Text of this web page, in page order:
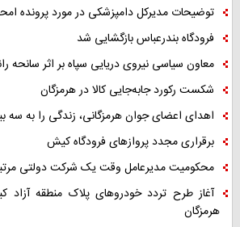
توضیحات مدیرکل دامپزشکی در مورد پرونده
فرودگاه بندرعباس بازگشایی شد
معاون سیاسی نیروی دریایی سپاه بر اثر سانحه
شکست رکورد جابه‌جایی کالا در هرمزگان
اهدای اعضای جوان هرمزگانی، زندگی را به سه
برقراری مجدد پروازهای فرودگاه کیش
محکومیت مدیرعامل وقت یک شرکت دولتی
آغاز طرح تردد خودروهای پلاک منطقه
هرمزگان